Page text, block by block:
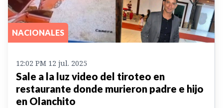
NACIONALES
12:02 PM 12 jul. 2025
Sale a la luz video del tiroteo en
restaurante donde murieron padre e hijo
en Olanchito